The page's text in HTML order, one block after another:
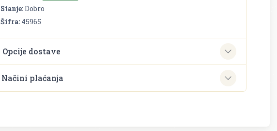
Stanje:Dobro
Šifra: 45965
Opcije dostave
Načini plaćanja